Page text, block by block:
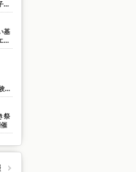
...
基
...
...
祭